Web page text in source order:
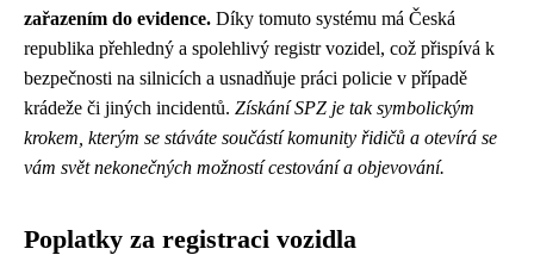
zařazením do evidence. Díky tomuto systému má Česká
republika přehledný a spolehlivý registr vozidel, což přispívá k
bezpečnosti na silnicích a usnadňuje práci policie v případě
krádeže či jiných incidentů. Získání SPZ je tak symbolickým
krokem, kterým se stáváte součástí komunity řidičů a otevírá se
vám svět nekonečných možností cestování a objevování.
Poplatky za registraci vozidla